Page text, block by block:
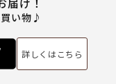
い物♪
詳しくはこちら